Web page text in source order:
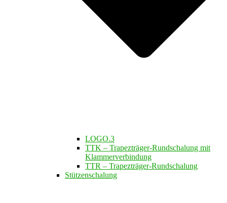
LOGO.3
TTK – Trapezträger-Rundschalung mit
Klammerverbindung
TTR – Trapezträger-Rundschalung
Stützenschalung